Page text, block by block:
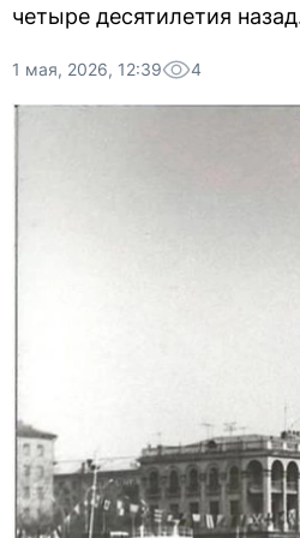
четыре десятилетия
1 мая, 2026, 12:39 4